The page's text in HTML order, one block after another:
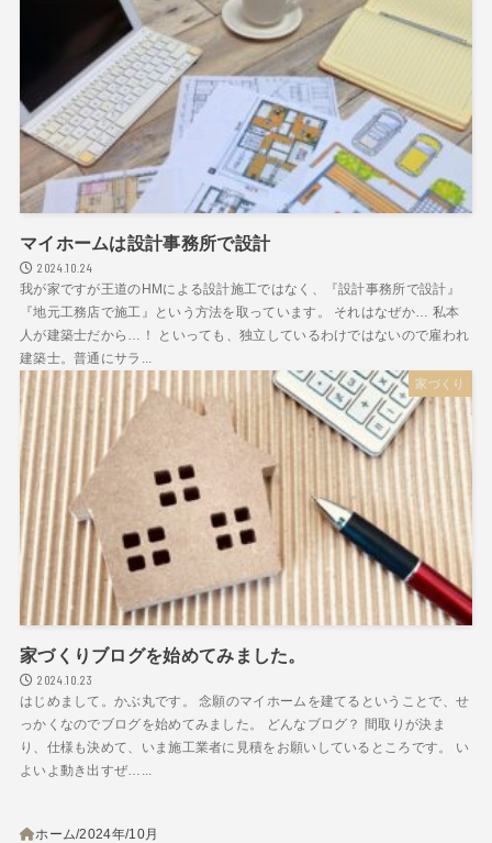
マイホームは設計事務所で設計
2024.10.24
我が家ですが王道のHMによる設計施工ではなく、『設計事務所で設計』
『地元工務店で施工』という方法を取っています。 それはなぜか… 私本
人が建築士だから…！ といっても、独立しているわけではないので雇われ
建築士。普通にサラ...
家づくり
家づくりブログを始めてみました。
2024.10.23
はじめまして。かぶ丸です。 念願のマイホームを建てるということで、せ
っかくなのでブログを始めてみました。 どんなブログ？ 間取りが決ま
り、仕様も決めて、いま施工業者に見積をお願いしているところです。 い
よいよ動き出すぜ…...
ホーム 2024年 10月